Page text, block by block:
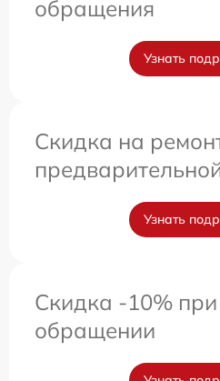
обращения
Узнать
Скидка на
Узнать
Скидка -10%
обращении